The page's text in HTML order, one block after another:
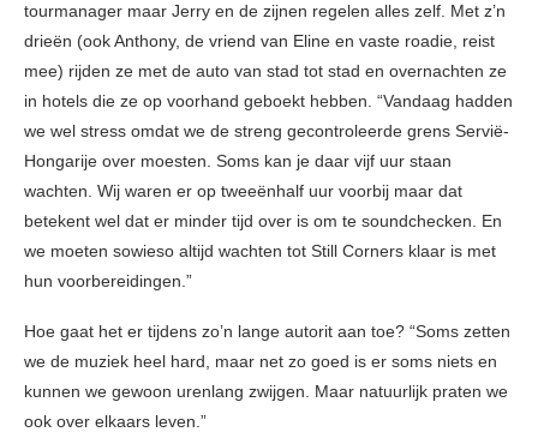
tourmanager maar Jerry en de zijnen regelen alles zelf. Met z’n
drieën (ook Anthony, de vriend van Eline en vaste roadie, reist
mee) rijden ze met de auto van stad tot stad en overnachten ze
in hotels die ze op voorhand geboekt hebben. “Vandaag hadden
we wel stress omdat we de streng gecontroleerde grens Servië-
Hongarije over moesten. Soms kan je daar vijf uur staan
wachten. Wij waren er op tweeënhalf uur voorbij maar dat
betekent wel dat er minder tijd over is om te soundchecken. En
we moeten sowieso altijd wachten tot Still Corners klaar is met
hun voorbereidingen.”
Hoe gaat het er tijdens zo’n lange autorit aan toe? “Soms zetten
we de muziek heel hard, maar net zo goed is er soms niets en
kunnen we gewoon urenlang zwijgen. Maar natuurlijk praten we
ook over elkaars leven.”